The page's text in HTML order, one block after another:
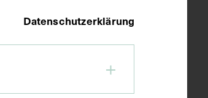
Datenschutzerklärung